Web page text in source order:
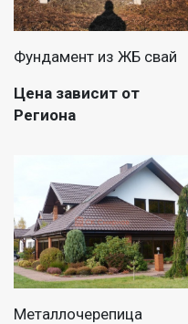
Фундамент из ЖБ свай
Цена зависит от
Региона
Металлочерепица